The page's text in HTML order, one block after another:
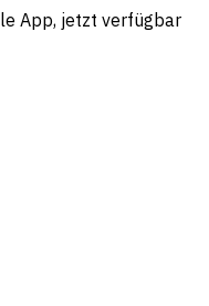
App, jetzt verfügbar